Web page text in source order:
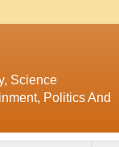
Science
Politics And